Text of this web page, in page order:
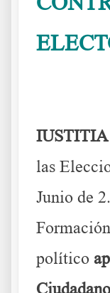
IUSTITIA
las
Junio de
político